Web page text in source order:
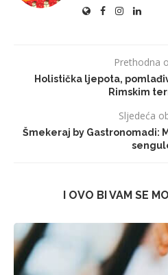
Prethodna
Holistička ljepota,
Rimskim
Sljedeća
Šmekeraj by Gastronomadi:
I OVO BI VAM SE